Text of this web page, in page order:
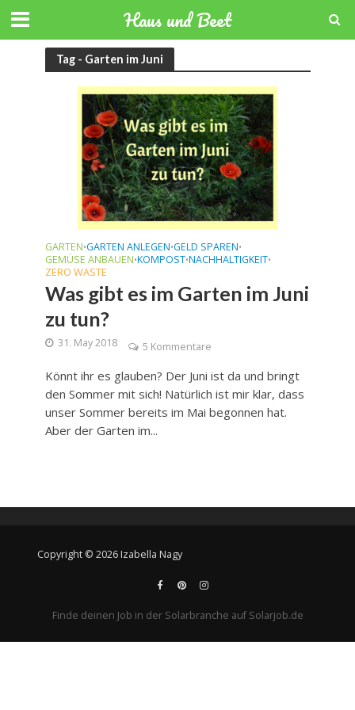
Haus und Beet
Tag - Garten im Juni
GARTEN•GARTEN ANLEGEN•GELD SPAREN•
GEMÜSE ANBAUEN•KOMPOST•NACHHALTIGKEIT•
ZERO WASTE
Was gibt es im Garten im Juni
zu tun?
31. May 2018 5 Kommentare
Könnt ihr es glauben? Der Juni ist da und bringt
den Sommer mit sich! Natürlich ist mir klar, dass
unser Sommer bereits im Mai begonnen hat.
Aber der Garten im...
Copyright © 2026 Izabella Nagy
Finde deinen Job in der Solarbranche auf Solarjob.de